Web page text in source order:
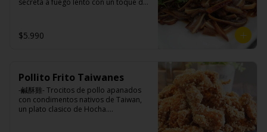
secreta a fuego lento con un toque de
jengibre, cebollín, salsa de soya, ajo,
agua, azúcar, bolsa de hierba (canela,
anís, pimienta y comino), mirin (azúcar,
arroz, agua, alcohol) , cilantro, cebollín,
aceite de sesamo, salsa de ajo (ajo,
$5.990
Pollito Frito Taiwanes
-鹹酥雞- Trocitos de pollo apanados
con condimentos nativos de Taiwan,
un plato clasico de Hocha.